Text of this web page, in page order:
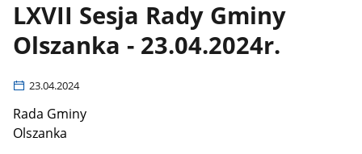
LXVII Sesja Rady Gminy
Olszanka - 23.04.2024r.
23.04.2024
Rada Gminy
Olszanka